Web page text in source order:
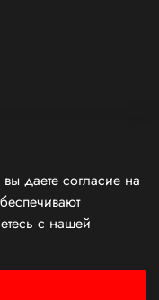
даете согласие на
с нашей